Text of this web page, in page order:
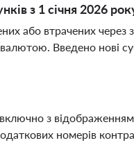
з 1 січня 2026
або втрачених через
Введено нові
з
номерів